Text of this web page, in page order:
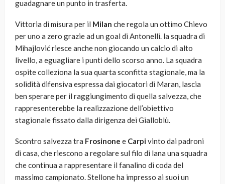
guadagnare un punto in trasferta.
Vittoria di misura per il Milan che regola un ottimo Chievo
per uno a zero grazie ad un goal di Antonelli. la squadra di
Mihajlović riesce anche non giocando un calcio di alto
livello, a eguagliare i punti dello scorso anno. La squadra
ospite colleziona la sua quarta sconfitta stagionale, ma la
solidità difensiva espressa dai giocatori di Maran, lascia
ben sperare per il raggiungimento di quella salvezza, che
rappresenterebbe la realizzazione dell’obiettivo
stagionale fissato dalla dirigenza dei Gialloblù.
Scontro salvezza tra Frosinone e Carpivinto dai padroni
di casa, che riescono a regolare sul filo di lana una squadra
che continua a rappresentare il fanalino di coda del
massimo campionato. Stellone ha impresso ai suoi un